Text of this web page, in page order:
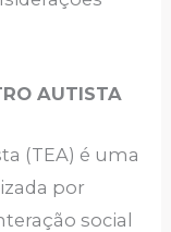
AUTISTA
(TEA) é uma
por
social